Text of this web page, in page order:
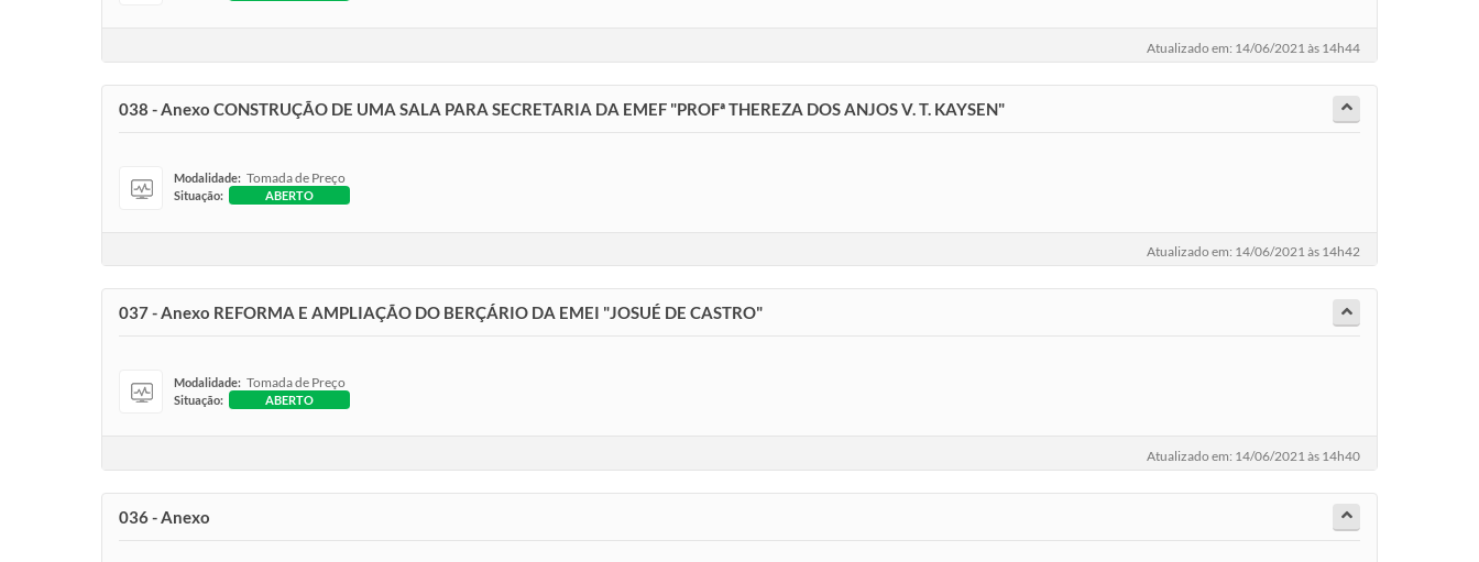
Atualizado em: 14/06/2021 às 14h44
038 - Anexo CONSTRUÇÃO DE UMA SALA PARA SECRETARIA DA EMEF "PROFª THEREZA DOS ANJOS V. T. KAYSEN"
Modalidade: Tomada de Preço
Situação: ABERTO
Atualizado em: 14/06/2021 às 14h42
037 - Anexo REFORMA E AMPLIAÇÃO DO BERÇÁRIO DA EMEI "JOSUÉ DE CASTRO"
Modalidade: Tomada de Preço
Situação: ABERTO
Atualizado em: 14/06/2021 às 14h40
036 - Anexo